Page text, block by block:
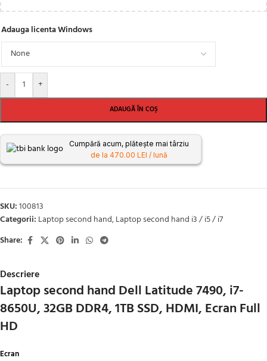
Adauga licenta Windows
- +
ADAUGĂ ÎN COȘ
Cumpără acum, plătește mai târziu
de la 470.00 LEI / lună
SKU:100813
Categorii: Laptop second hand,Laptop second hand i3 / i5 / i7
Share:
Descriere
Laptop second hand Dell Latitude 7490, i7-
8650U, 32GB DDR4, 1TB SSD, HDMI, Ecran Full
HD
Ecran